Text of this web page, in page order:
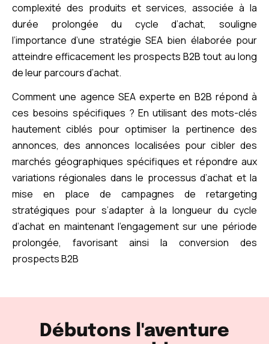
complexité des produits et services, associée à la
durée prolongée du cycle d’achat, souligne
l’importance d’une stratégie SEA bien élaborée pour
atteindre efficacement les prospects B2B tout au long
de leur parcours d’achat.
Comment une agence SEA experte en B2B répond à
ces besoins spécifiques ? En utilisant des mots-clés
hautement ciblés pour optimiser la pertinence des
annonces, des annonces localisées pour cibler des
marchés géographiques spécifiques et répondre aux
variations régionales dans le processus d’achat et la
mise en place de campagnes de retargeting
stratégiques pour s’adapter à la longueur du cycle
d’achat en maintenant l’engagement sur une période
prolongée, favorisant ainsi la conversion des
prospects B2B
Débutons l'aventure